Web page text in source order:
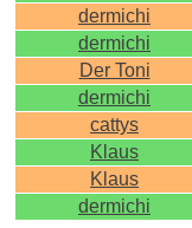
dermichi
dermichi
Der Toni
dermichi
cattys
Klaus
Klaus
dermichi